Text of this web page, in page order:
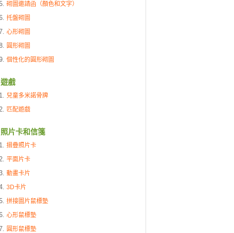
砌圖邀請函（顏色和文字）
托盤砌圖
心形砌圖
圓形砌圖
個性化的圓形砌圖
遊戲
兒童多米諾骨牌
匹配遊戲
照片卡和信箋
摺疊照片卡
平面片卡
動畫卡片
3D卡片
拼接圖片鼠標墊
心形鼠標墊
圓形鼠標墊